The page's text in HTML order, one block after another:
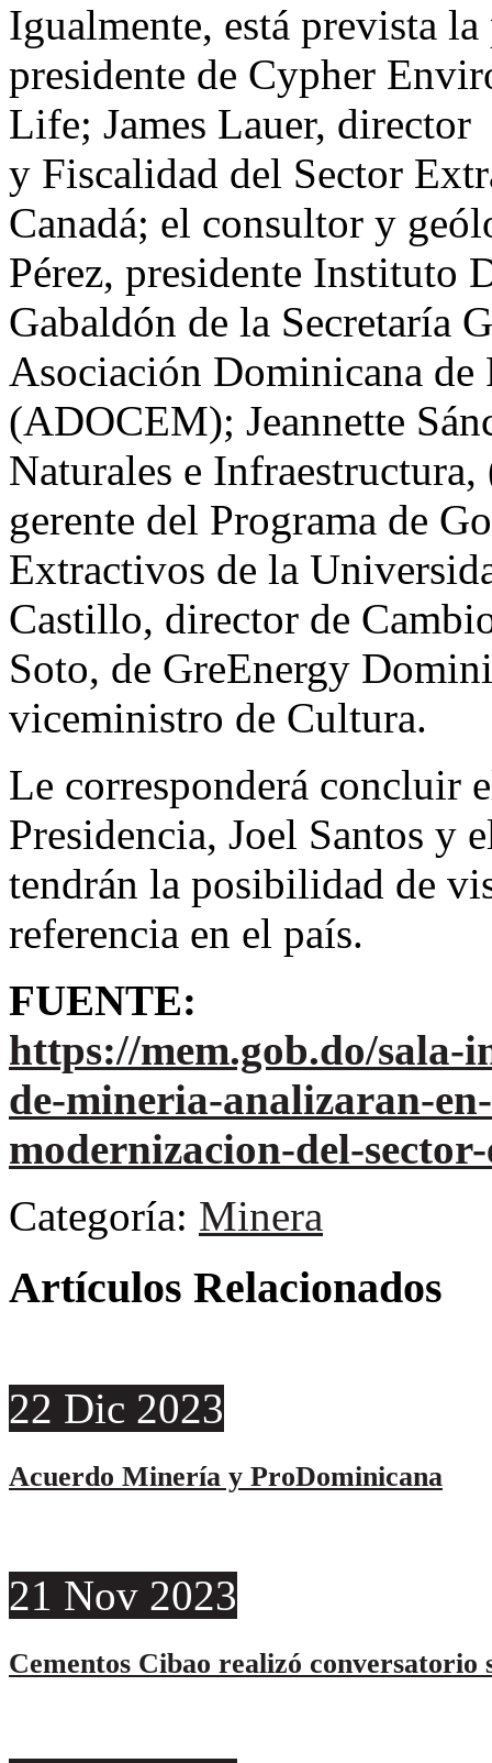
Igualmente, está prevista
presidente de Cypher
Life; James Lauer,
y Fiscalidad del Sector
Canadá; el consultor y
Pérez, presidente Instituto
Gabaldón de la Secretaría
Asociación Dominicana de
(ADOCEM); Jeannette
Naturales e
gerente del Programa de
Extractivos de la
Castillo, director de
Soto, de GreEnergy
viceministro de Cultura.
Le corresponderá concluir
Presidencia, Joel Santos y
tendrán la posibilidad de
referencia en el país.
FUENTE:
https://mem.gob.do/
de-mineria-analizaran-
modernizacion-del-
Categoría: Minera
Artículos Relacionados
22 Dic 2023
Acuerdo Minería y ProDominicana
21 Nov 2023
Cementos Cibao realizó conversatorio